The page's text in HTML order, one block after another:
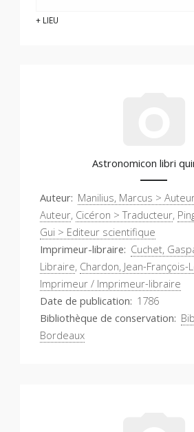
Astronomicon libri
Auteur Manilius, Marcus >
Auteur, Cicéron > Traducteur,
Gui > Editeur scientifique
Imprimeur-libraire Cuchet,
Libraire, Chardon, Jean-François-
Imprimeur / Imprimeur-libraire
Date de publication 1786
Bibliothèque de conservation
Bordeaux
LIEU